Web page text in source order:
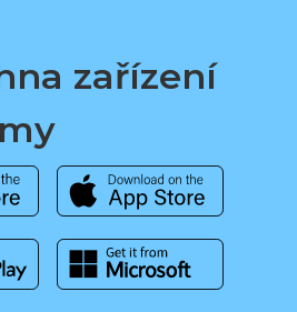
zařízení